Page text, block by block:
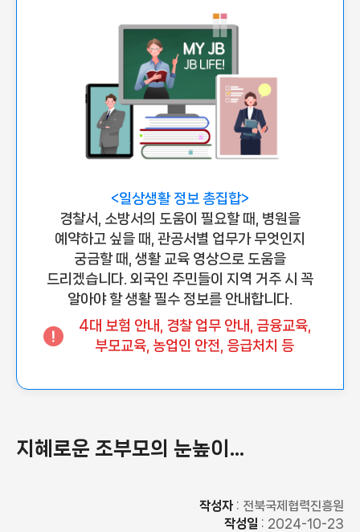
<일상생활 정보 총집합>
경찰서, 소방서의 도움이 필요할 때, 병원을
예약하고 싶을 때, 관공서별 업무가 무엇인지
궁금할 때, 생활 교육 영상으로 도움을
드리겠습니다. 외국인 주민들이 지역 거주 시 꼭
알아야 할 생활 필수 정보를 안내합니다.
4대 보험 안내, 경찰 업무 안내, 금융교육,
부모교육, 농업인 안전, 응급처치 등
지혜로운 조부모의 눈높이 양육
작성자 : 전북국제협력진흥원
작성일 : 2024-10-23